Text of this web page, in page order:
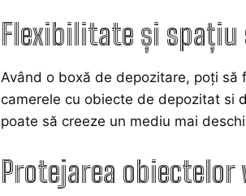
Flexibilitate și
Având o boxă de depozitare, poți
camerele cu obiecte de depozitat si
poate să creeze un mediu mai
Protejarea obiectelor